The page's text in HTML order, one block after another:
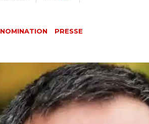
NOMINATION PRESSE